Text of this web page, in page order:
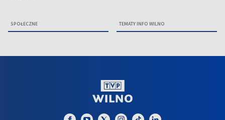
SPOŁECZNE TEMATY INFO WILNO